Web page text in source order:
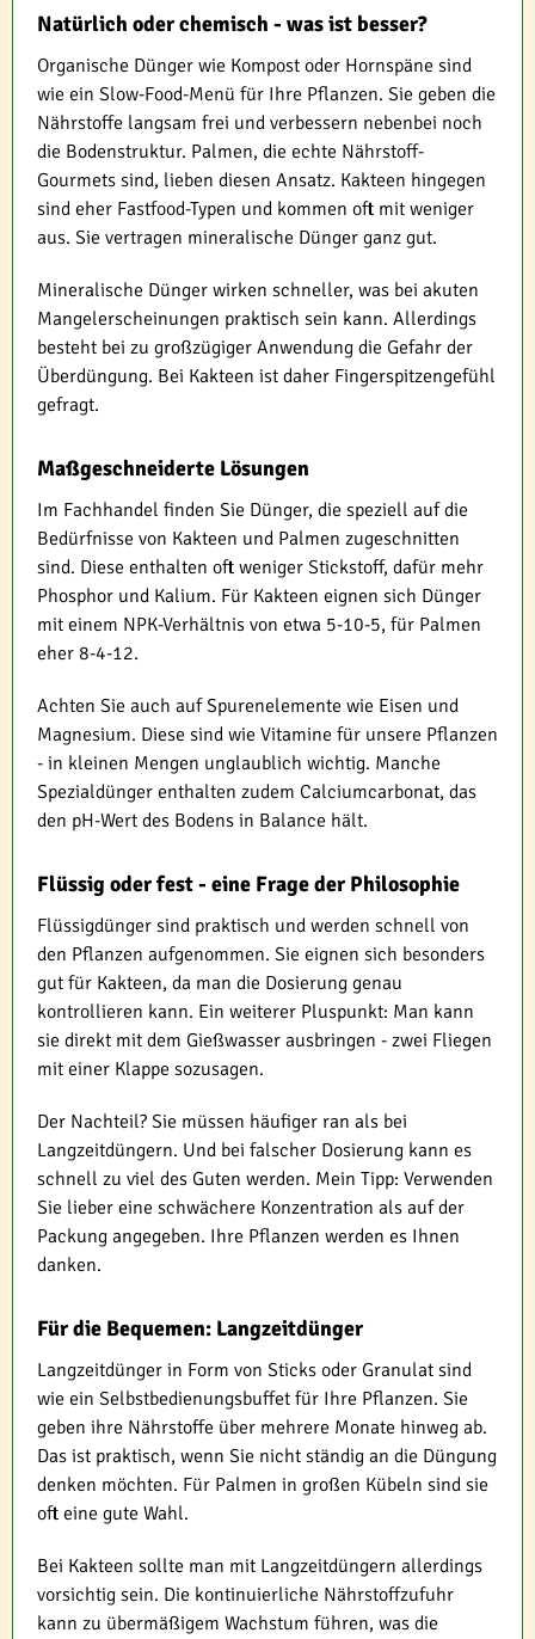
Natürlich oder chemisch - was ist besser?
Organische Dünger wie Kompost oder Hornspäne sind
wie ein Slow-Food-Menü für Ihre Pflanzen. Sie geben die
Nährstoffe langsam frei und verbessern nebenbei noch
die Bodenstruktur. Palmen, die echte Nährstoff-
Gourmets sind, lieben diesen Ansatz. Kakteen hingegen
sind eher Fastfood-Typen und kommen oft mit weniger
aus. Sie vertragen mineralische Dünger ganz gut.
Mineralische Dünger wirken schneller, was bei akuten
Mangelerscheinungen praktisch sein kann. Allerdings
besteht bei zu großzügiger Anwendung die Gefahr der
Überdüngung. Bei Kakteen ist daher Fingerspitzengefühl
gefragt.
Maßgeschneiderte Lösungen
Im Fachhandel finden Sie Dünger, die speziell auf die
Bedürfnisse von Kakteen und Palmen zugeschnitten
sind. Diese enthalten oft weniger Stickstoff, dafür mehr
Phosphor und Kalium. Für Kakteen eignen sich Dünger
mit einem NPK-Verhältnis von etwa 5-10-5, für Palmen
eher 8-4-12.
Achten Sie auch auf Spurenelemente wie Eisen und
Magnesium. Diese sind wie Vitamine für unsere Pflanzen
- in kleinen Mengen unglaublich wichtig. Manche
Spezialdünger enthalten zudem Calciumcarbonat, das
den pH-Wert des Bodens in Balance hält.
Flüssig oder fest - eine Frage der Philosophie
Flüssigdünger sind praktisch und werden schnell von
den Pflanzen aufgenommen. Sie eignen sich besonders
gut für Kakteen, da man die Dosierung genau
kontrollieren kann. Ein weiterer Pluspunkt: Man kann
sie direkt mit dem Gießwasser ausbringen - zwei Fliegen
mit einer Klappe sozusagen.
Der Nachteil? Sie müssen häufiger ran als bei
Langzeitdüngern. Und bei falscher Dosierung kann es
schnell zu viel des Guten werden. Mein Tipp: Verwenden
Sie lieber eine schwächere Konzentration als auf der
Packung angegeben. Ihre Pflanzen werden es Ihnen
danken.
Für die Bequemen: Langzeitdünger
Langzeitdünger in Form von Sticks oder Granulat sind
wie ein Selbstbedienungsbuffet für Ihre Pflanzen. Sie
geben ihre Nährstoffe über mehrere Monate hinweg ab.
Das ist praktisch, wenn Sie nicht ständig an die Düngung
denken möchten. Für Palmen in großen Kübeln sind sie
oft eine gute Wahl.
Bei Kakteen sollte man mit Langzeitdüngern allerdings
vorsichtig sein. Die kontinuierliche Nährstoffzufuhr
kann zu übermäßigem Wachstum führen, was die